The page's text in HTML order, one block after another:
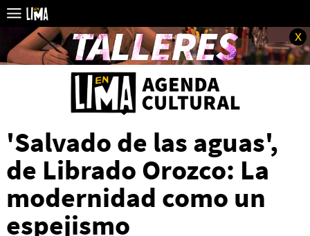
x
'Salvado de las aguas',
de Librado Orozco: La
modernidad como un
espejismo